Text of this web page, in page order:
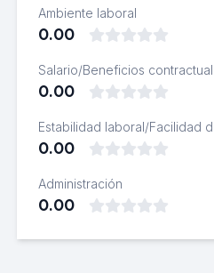
Ambiente laboral
0.00
Salario/Beneficios
0.00
Estabilidad laboral/Facilidad
0.00
Administración
0.00